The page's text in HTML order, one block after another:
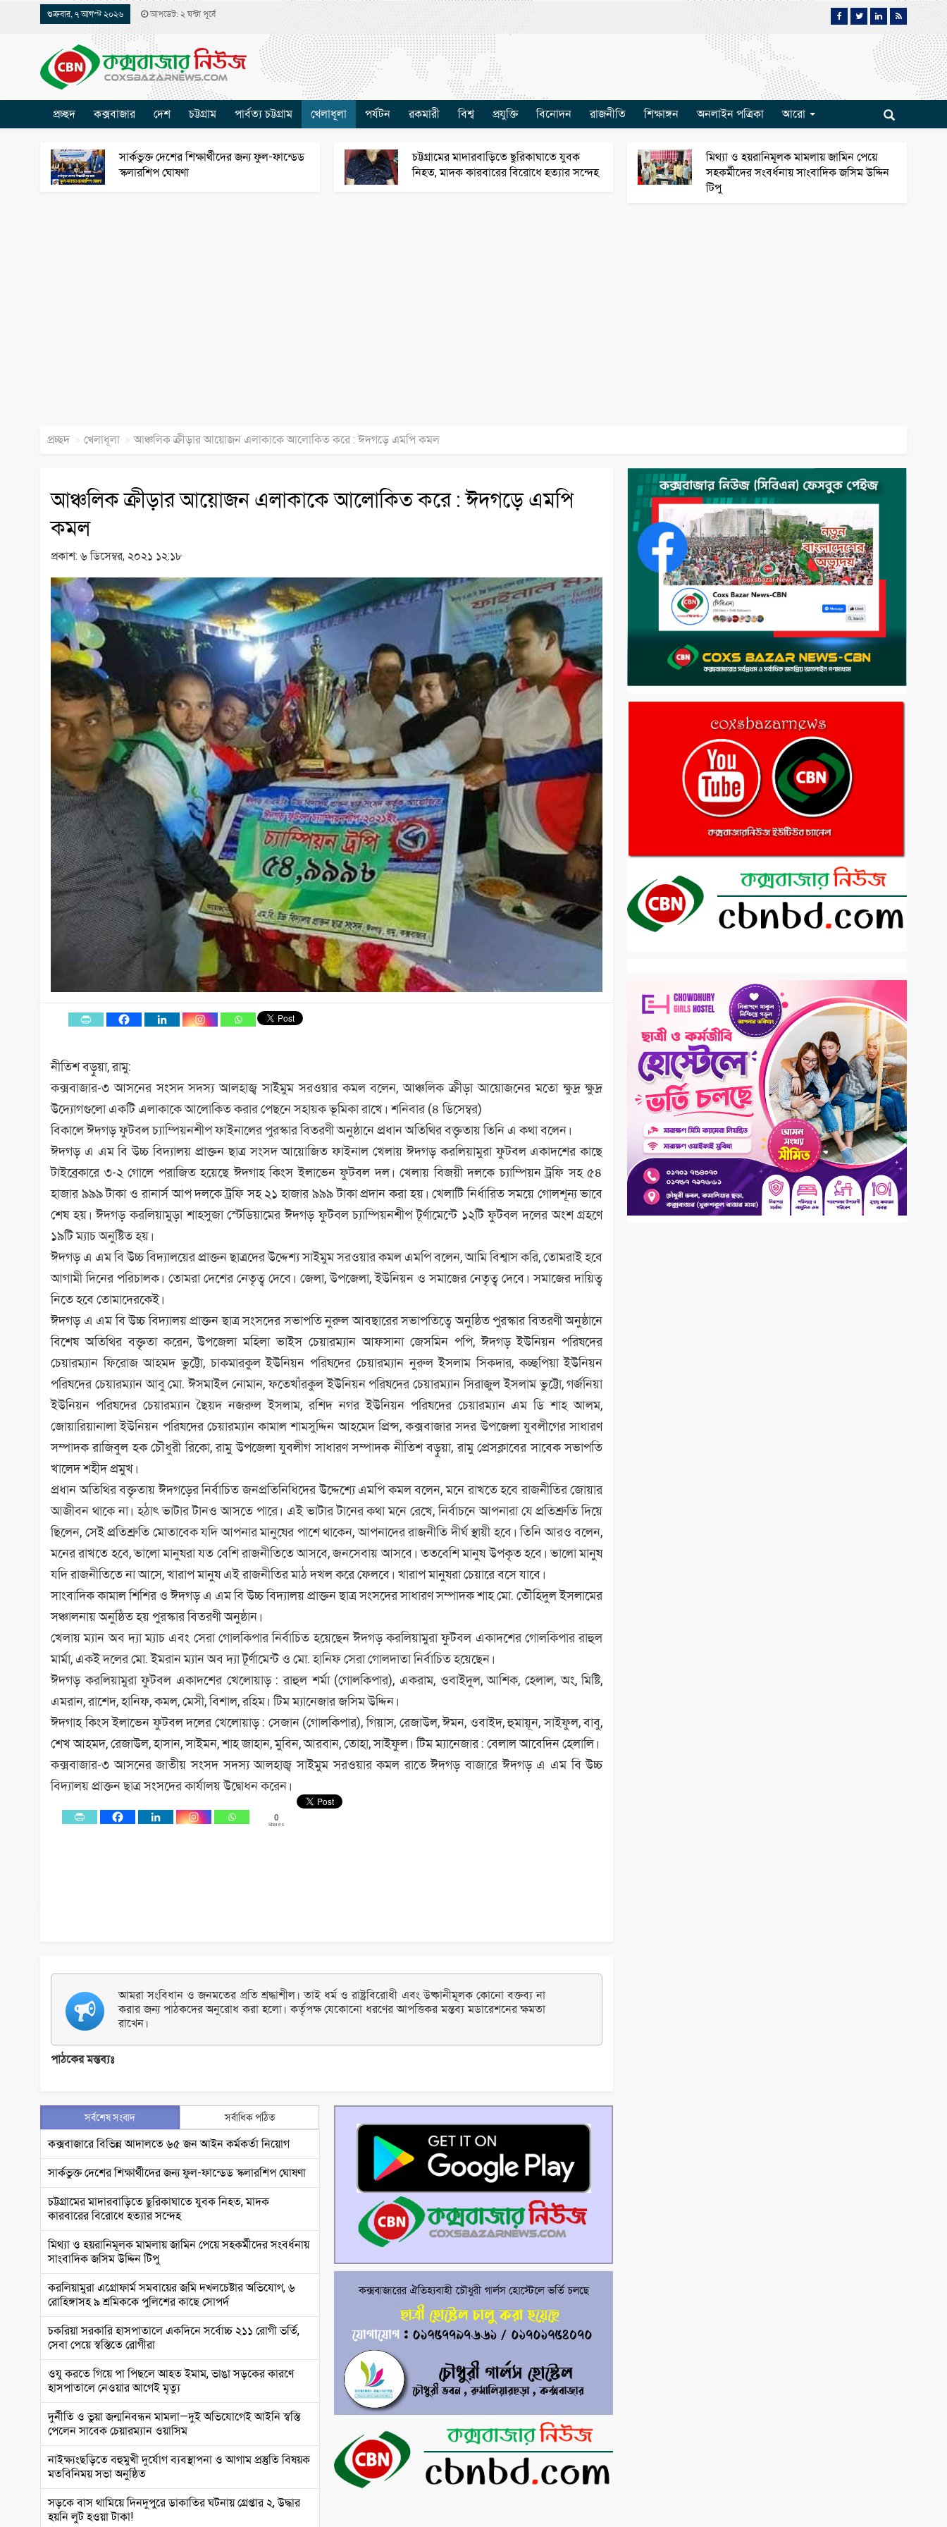
শুক্রবার, ৭ আগস্ট ২০২৬ আপডেট: ২ ঘন্টা পূর্বে
প্রচ্ছদ কক্সবাজার দেশ চট্টগ্রাম পার্বত্য চট্টগ্রাম খেলাধূলা পর্যটন রকমারী বিশ্ব প্রযুক্তি বিনোদন রাজনীতি শিক্ষাঙ্গন অনলাইন পত্রিকা আরো
সার্কভুক্ত দেশের শিক্ষার্থীদের জন্য ফুল-ফান্ডেড
স্কলারশিপ ঘোষণা
চট্টগ্রামের মাদারবাড়িতে ছুরিকাঘাতে যুবক
নিহত, মাদক কারবারের বিরোধে হত্যার সন্দেহ
মিথ্যা ও হয়রানিমূলক মামলায় জামিন পেয়ে
সহকর্মীদের সংবর্ধনায় সাংবাদিক জসিম উদ্দিন
টিপু
প্রচ্ছদ » খেলাধূলা » আঞ্চলিক ক্রীড়ার আয়োজন এলাকাকে আলোকিত করে : ঈদগড়ে এমপি কমল
আঞ্চলিক ক্রীড়ার আয়োজন এলাকাকে আলোকিত করে : ঈদগড়ে এমপি
কমল
প্রকাশ: ৬ ডিসেম্বর, ২০২১ ১২:১৮
নীতিশ বড়ুয়া, রামু:
কক্সবাজার-৩ আসনের সংসদ সদস্য আলহাজ্ব সাইমুম সরওয়ার কমল বলেন, আঞ্চলিক ক্রীড়া আয়োজনের মতো ক্ষুদ্র ক্ষুদ্র
উদ্যোগগুলো একটি এলাকাকে আলোকিত করার পেছনে সহায়ক ভূমিকা রাখে। শনিবার (৪ ডিসেম্বর)
বিকালে ঈদগড় ফুটবল চ্যাম্পিয়নশীপ ফাইনালের পুরস্কার বিতরণী অনুষ্ঠানে প্রধান অতিথির বক্তৃতায় তিনি এ কথা বলেন।
ঈদগড় এ এম বি উচ্চ বিদ্যালয় প্রাক্তন ছাত্র সংসদ আয়োজিত ফাইনাল খেলায় ঈদগড় করলিয়ামুরা ফুটবল একাদশের কাছে
টাইব্রেকারে ৩-২ গোলে পরাজিত হয়েছে ঈদগাহ কিংস ইলাভেন ফুটবল দল। খেলায় বিজয়ী দলকে চ্যাম্পিয়ন ট্রফি সহ ৫৪
হাজার ৯৯৯ টাকা ও রানার্স আপ দলকে ট্রফি সহ ২১ হাজার ৯৯৯ টাকা প্রদান করা হয়। খেলাটি নির্ধারিত সময়ে গোলশূন্য ভাবে
শেষ হয়। ঈদগড় করলিয়ামুড়া শাহসুজা স্টেডিয়ামের ঈদগড় ফুটবল চ্যাম্পিয়নশীপ টূর্ণামেন্টে ১২টি ফুটবল দলের অংশ গ্রহণে
১৯টি ম্যাচ অনুষ্টিত হয়।
ঈদগড় এ এম বি উচ্চ বিদ্যালয়ের প্রাক্তন ছাত্রদের উদ্দেশ্য সাইমুম সরওয়ার কমল এমপি বলেন, আমি বিশ্বাস করি, তোমরাই হবে
আগামী দিনের পরিচালক। তোমরা দেশের নেতৃত্ব দেবে। জেলা, উপজেলা, ইউনিয়ন ও সমাজের নেতৃত্ব দেবে। সমাজের দায়িত্ব
নিতে হবে তোমাদেরকেই।
ঈদগড় এ এম বি উচ্চ বিদ্যালয় প্রাক্তন ছাত্র সংসদের সভাপতি নুরুল আবছারের সভাপতিত্বে অনুষ্ঠিত পুরস্কার বিতরণী অনুষ্ঠানে
বিশেষ অতিথির বক্তৃতা করেন, উপজেলা মহিলা ভাইস চেয়ারম্যান আফসানা জেসমিন পপি, ঈদগড় ইউনিয়ন পরিষদের
চেয়ারম্যান ফিরোজ আহমদ ভুট্টো, চাকমারকুল ইউনিয়ন পরিষদের চেয়ারম্যান নুরুল ইসলাম সিকদার, কচ্ছপিয়া ইউনিয়ন
পরিষদের চেয়ারম্যান আবু মো. ঈসমাইল নোমান, ফতেখাঁরকুল ইউনিয়ন পরিষদের চেয়ারম্যান সিরাজুল ইসলাম ভুট্টো, গর্জনিয়া
ইউনিয়ন পরিষদের চেয়ারম্যান ছৈয়দ নজরুল ইসলাম, রশিদ নগর ইউনিয়ন পরিষদের চেয়ারম্যান এম ডি শাহ আলম,
জোয়ারিয়ানালা ইউনিয়ন পরিষদের চেয়ারম্যান কামাল শামসুদ্দিন আহমেদ প্রিন্স, কক্সবাজার সদর উপজেলা যুবলীগের সাধারণ
সম্পাদক রাজিবুল হক চৌধুরী রিকো, রামু উপজেলা যুবলীগ সাধারণ সম্পাদক নীতিশ বড়ুয়া, রামু প্রেসক্লাবের সাবেক সভাপতি
খালেদ শহীদ প্রমুখ।
প্রধান অতিথির বক্তৃতায় ঈদগড়ের নির্বাচিত জনপ্রতিনিধিদের উদ্দেশ্যে এমপি কমল বলেন, মনে রাখতে হবে রাজনীতির জোয়ার
আজীবন থাকে না। হঠাৎ ভাটার টানও আসতে পারে। এই ভাটার টানের কথা মনে রেখে, নির্বাচনে আপনারা যে প্রতিশ্রুতি দিয়ে
ছিলেন, সেই প্রতিশ্রুতি মোতাবেক যদি আপনার মানুষের পাশে থাকেন, আপনাদের রাজনীতি দীর্ঘ স্থায়ী হবে। তিনি আরও বলেন,
মনের রাখতে হবে, ভালো মানুষরা যত বেশি রাজনীতিতে আসবে, জনসেবায় আসবে। ততবেশি মানুষ উপকৃত হবে। ভালো মানুষ
যদি রাজনীতিতে না আসে, খারাপ মানুষ এই রাজনীতির মাঠ দখল করে ফেলবে। খারাপ মানুষরা চেয়ারে বসে যাবে।
সাংবাদিক কামাল শিশির ও ঈদগড় এ এম বি উচ্চ বিদ্যালয় প্রাক্তন ছাত্র সংসদের সাধারণ সম্পাদক শাহ মো. তৌহিদুল ইসলামের
সঞ্চালনায় অনুষ্ঠিত হয় পুরস্কার বিতরণী অনুষ্ঠান।
খেলায় ম্যান অব দ্যা ম্যাচ এবং সেরা গোলকিপার নির্বাচিত হয়েছেন ঈদগড় করলিয়ামুরা ফুটবল একাদশের গোলকিপার রাহুল
মার্মা, একই দলের মো. ইমরান ম্যান অব দ্যা টূর্ণামেন্ট ও মো. হানিফ সেরা গোলদাতা নির্বাচিত হয়েছেন।
ঈদগড় করলিয়ামুরা ফুটবল একাদশের খেলোয়াড় : রাহুল শর্মা (গোলকিপার), একরাম, ওবাইদুল, আশিক, হেলাল, অং, মিষ্টি,
এমরান, রাশেদ, হানিফ, কমল, মেসী, বিশাল, রহিম। টিম ম্যানেজার জসিম উদ্দিন।
ঈদগাহ কিংস ইলাভেন ফুটবল দলের খেলোয়াড় : সেজান (গোলকিপার), গিয়াস, রেজাউল, ঈমন, ওবাইদ, হুমায়ূন, সাইফুল, বাবু,
শেখ আহমদ, রেজাউল, হাসান, সাইমন, শাহ জাহান, মুবিন, আরবান, তোহা, সাইফুল। টিম ম্যানেজার : বেলাল আবেদিন হেলালি।
কক্সবাজার-৩ আসনের জাতীয় সংসদ সদস্য আলহাজ্ব সাইমুম সরওয়ার কমল রাতে ঈদগড় বাজারে ঈদগড় এ এম বি উচ্চ
বিদ্যালয় প্রাক্তন ছাত্র সংসদের কার্যালয় উদ্বোধন করেন।
0
Shares
আমরা সংবিধান ও জনমতের প্রতি শ্রদ্ধাশীল। তাই ধর্ম ও রাষ্ট্রবিরোধী এবং উষ্কানীমূলক কোনো বক্তব্য না
করার জন্য পাঠকদের অনুরোধ করা হলো। কর্তৃপক্ষ যেকোনো ধরণের আপত্তিকর মন্তব্য মডারেশনের ক্ষমতা
রাখেন।
পাঠকের মন্তব্যঃ
সর্বশেষ সংবাদ সর্বাধিক পঠিত
কক্সবাজারে বিভিন্ন আদালতে ৬৫ জন আইন কর্মকর্তা নিয়োগ
সার্কভুক্ত দেশের শিক্ষার্থীদের জন্য ফুল-ফান্ডেড স্কলারশিপ ঘোষণা
চট্টগ্রামের মাদারবাড়িতে ছুরিকাঘাতে যুবক নিহত, মাদক
কারবারের বিরোধে হত্যার সন্দেহ
মিথ্যা ও হয়রানিমূলক মামলায় জামিন পেয়ে সহকর্মীদের সংবর্ধনায়
সাংবাদিক জসিম উদ্দিন টিপু
করলিয়ামুরা এগ্রোফার্ম সমবায়ের জমি দখলচেষ্টার অভিযোগ, ৬
রোহিঙ্গাসহ ৯ শ্রমিককে পুলিশের কাছে সোপর্দ
চকরিয়া সরকারি হাসপাতালে একদিনে সর্বোচ্চ ২১১ রোগী ভর্তি,
সেবা পেয়ে স্বস্তিতে রোগীরা
ওযু করতে গিয়ে পা পিছলে আহত ইমাম, ভাঙা সড়কের কারণে
হাসপাতালে নেওয়ার আগেই মৃত্যু
দুর্নীতি ও ভুয়া জন্মনিবন্ধন মামলা—দুই অভিযোগেই আইনি স্বস্তি
পেলেন সাবেক চেয়ারম্যান ওয়াসিম
নাইক্ষ্যংছড়িতে বহুমুখী দুর্যোগ ব্যবস্থাপনা ও আগাম প্রস্তুতি বিষয়ক
মতবিনিময় সভা অনুষ্ঠিত
সড়কে বাস থামিয়ে দিনদুপুরে ডাকাতির ঘটনায় গ্রেপ্তার ২, উদ্ধার
হয়নি লুট হওয়া টাকা!